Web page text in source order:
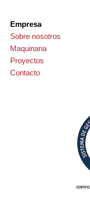
Empresa
Sobre nosotros
Maquinaria
Proyectos
Contacto